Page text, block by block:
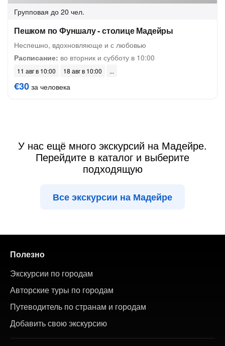
Групповая до 20 чел.
Пешком по Фуншалу - столице Мадейры
Неспешно, вдохновляюще и с любовью
Расписание: во вторник и субботу в 10:00
11 авг в 10:00 18 авг в 10:00
€30 за человека
У нас ещё много экскурсий на Мадейре.
Перейдите в каталог и выберите
подходящую
Все экскурсии на Мадейре
Полезно
Экскурсии по городам
Авторские туры по городам
Путеводитель по странам и городам
Добавить свою экскурсию